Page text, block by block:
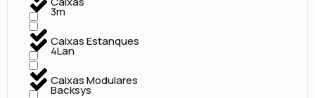
Caixas Estanques
Caixas Modulares
3m
4Lan
Backsys